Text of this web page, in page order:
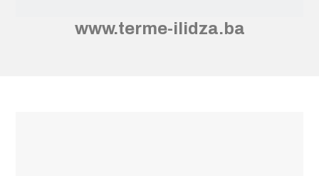
www.terme-ilidza.ba